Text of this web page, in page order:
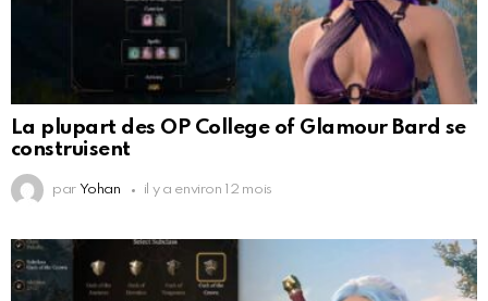
La plupart des OP College of Glamour Bard se
construisent
par Yohan il y a environ 12 mois